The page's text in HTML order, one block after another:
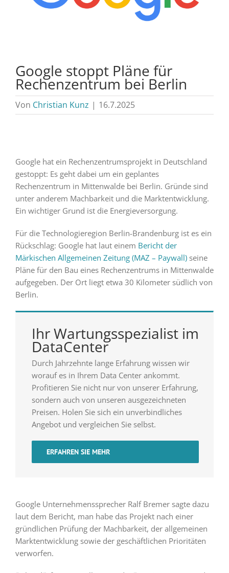
Google stoppt Pläne für
Rechenzentrum bei Berlin
Von Christian Kunz | 16.7.2025
Google hat ein Rechenzentrumsprojekt in Deutschland
gestoppt: Es geht dabei um ein geplantes
Rechenzentrum in Mittenwalde bei Berlin. Gründe sind
unter anderem Machbarkeit und die Marktentwicklung.
Ein wichtiger Grund ist die Energieversorgung.
Für die Technologieregion Berlin-Brandenburg ist es ein
Rückschlag: Google hat laut einem Bericht der
Märkischen Allgemeinen Zeitung (MAZ – Paywall)seine
Pläne für den Bau eines Rechenzentrums in Mittenwalde
aufgegeben. Der Ort liegt etwa 30 Kilometer südlich von
Berlin.
Ihr Wartungsspezialist im
DataCenter
Durch Jahrzehnte lange Erfahrung wissen wir
worauf es in Ihrem Data Center ankommt.
Profitieren Sie nicht nur von unserer Erfahrung,
sondern auch von unseren ausgezeichneten
Preisen. Holen Sie sich ein unverbindliches
Angebot und vergleichen Sie selbst.
ERFAHREN SIE MEHR
Google Unternehmenssprecher Ralf Bremer sagte dazu
laut dem Bericht, man habe das Projekt nach einer
gründlichen Prüfung der Machbarkeit, der allgemeinen
Marktentwicklung sowie der geschäftlichen Prioritäten
verworfen.